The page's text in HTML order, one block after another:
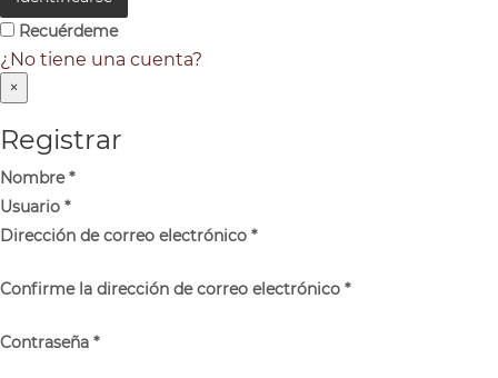
Recuérdeme
¿No tiene una cuenta?
×
Registrar
Nombre*
Usuario *
Dirección de correo electrónico *
Confirme la dirección de correo electrónico *
Contraseña *